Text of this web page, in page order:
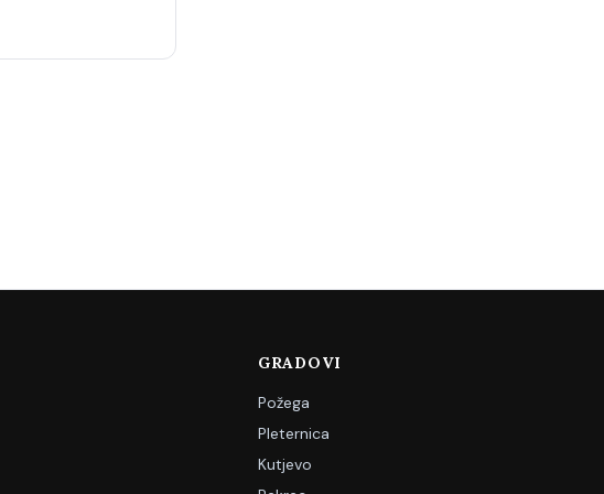
GRADOVI
Požega
Pleternica
Kutjevo